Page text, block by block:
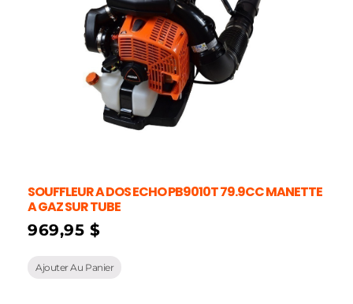
SOUFFLEUR A DOS ECHO PB9010T 79.9CC MANETTE
A GAZ SUR TUBE
969,95$
Ajouter Au Panier